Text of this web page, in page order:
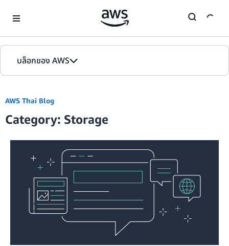
บล็อกของ AWS
หน้าหลัก
รุ่น
AWS Thai Blog
Category: Storage